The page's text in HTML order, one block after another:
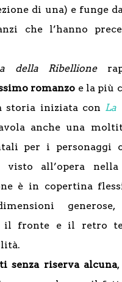
di una) e funge
che l’hanno
della Ribellione
romanzo e la più
storia iniziata con La
anche una
per i personaggi
visto all’opera
è in copertina
il fronte e il retro
senza riserva alcuna,